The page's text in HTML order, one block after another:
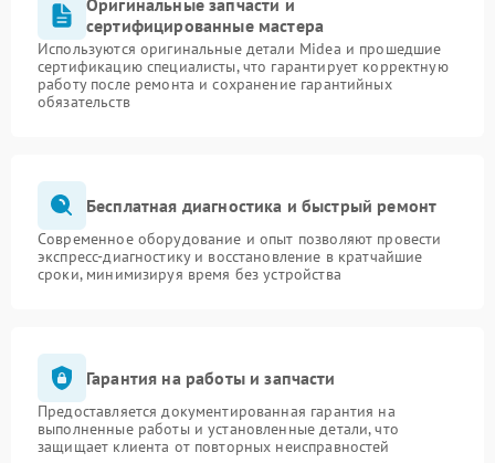
Оригинальные запчасти и
сертифицированные мастера
Используются оригинальные детали Midea и прошедшие
сертификацию специалисты, что гарантирует корректную
работу после ремонта и сохранение гарантийных
обязательств
Бесплатная диагностика и быстрый ремонт
Современное оборудование и опыт позволяют провести
экспресс-диагностику и восстановление в кратчайшие
сроки, минимизируя время без устройства
Гарантия на работы и запчасти
Предоставляется документированная гарантия на
выполненные работы и установленные детали, что
защищает клиента от повторных неисправностей